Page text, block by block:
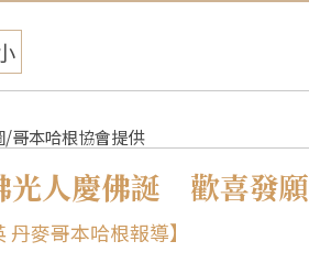
/哥本哈根協會提供
光人慶佛誕 歡喜發
丹麥哥本哈根報導】